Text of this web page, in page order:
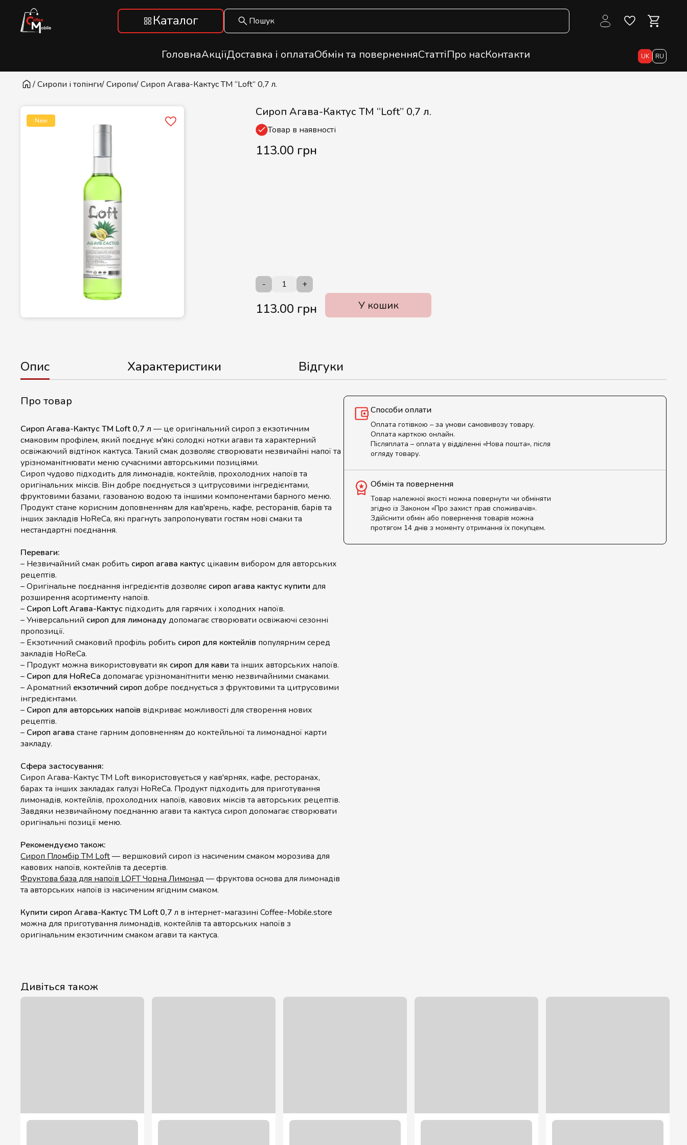
Каталог
ГоловнаАкціїДоставка і оплатаОбмін та поверненняСтаттіПро насКонтакти UK RU
/ Сиропи і топінги/ Сиропи/ Сироп Агава-Кактус ТМ “Loft” 0,7 л.
New
Сироп Агава-Кактус ТМ “Loft” 0,7 л.
Товар в наявності
113.00 грн
- +
113.00 грн У кошик
Опис Характеристики Відгуки
Про товар
Сироп Агава-Кактус ТМ Loft 0,7 л — це оригінальний сироп з екзотичним
смаковим профілем, який поєднує м'які солодкі нотки агави та характерний
освіжаючий відтінок кактуса. Такий смак дозволяє створювати незвичайні напої та
урізноманітнювати меню сучасними авторськими позиціями.
Сироп чудово підходить для лимонадів, коктейлів, прохолодних напоїв та
оригінальних міксів. Він добре поєднується з цитрусовими інгредієнтами,
фруктовими базами, газованою водою та іншими компонентами барного меню.
Продукт стане корисним доповненням для кав'ярень, кафе, ресторанів, барів та
інших закладів HoReCa, які прагнуть запропонувати гостям нові смаки та
нестандартні поєднання.
Переваги:
– Незвичайний смак робить сироп агава кактус цікавим вибором для авторських
рецептів.
– Оригінальне поєднання інгредієнтів дозволяє сироп агава кактус купити для
розширення асортименту напоїв.
– Сироп Loft Агава-Кактус підходить для гарячих і холодних напоїв.
– Універсальний сироп для лимонаду допомагає створювати освіжаючі сезонні
пропозиції.
– Екзотичний смаковий профіль робить сироп для коктейлів популярним серед
закладів HoReCa.
– Продукт можна використовувати як сироп для кави та інших авторських напоїв.
– Сироп для HoReCa допомагає урізноманітнити меню незвичайними смаками.
– Ароматний екзотичний сироп добре поєднується з фруктовими та цитрусовими
інгредієнтами.
– Сироп для авторських напоїв відкриває можливості для створення нових
рецептів.
– Сироп агава стане гарним доповненням до коктейльної та лимонадної карти
закладу.
Сфера застосування:
Сироп Агава-Кактус ТМ Loft використовується у кав'ярнях, кафе, ресторанах,
барах та інших закладах галузі HoReCa. Продукт підходить для приготування
лимонадів, коктейлів, прохолодних напоїв, кавових міксів та авторських рецептів.
Завдяки незвичайному поєднанню агави та кактуса сироп допомагає створювати
оригінальні позиції меню.
Рекомендуємо також:
Сироп Пломбір ТМ Loft— вершковий сироп із насиченим смаком морозива для
кавових напоїв, коктейлів та десертів.
Фруктова база для напоїв LOFT Чорна Лимонад — фруктова основа для лимонадів
та авторських напоїв із насиченим ягідним смаком.
Купити сироп Агава-Кактус ТМ Loft 0,7 л в інтернет-магазині Coffee-Mobile.store
можна для приготування лимонадів, коктейлів та авторських напоїв з
оригінальним екзотичним смаком агави та кактуса.
Способи оплати
Оплата готівкою – за умови самовивозу товару.
Оплата карткою онлайн.
Післяплата – оплата у відділенні «Нова пошта», після
огляду товару.
Обмін та повернення
Товар належної якості можна повернути чи обміняти
згідно із Законом «Про захист прав споживачів».
Здійснити обмін або повернення товарів можна
протягом 14 днів з моменту отримання їх покупцем.
Дивіться також